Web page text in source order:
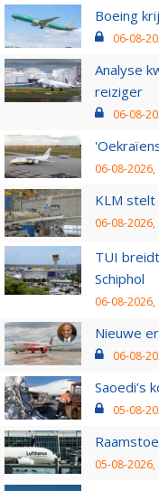
Boeing
06-08-
Analyse
reiziger
06-08-
06-08-2026,
KLM
06-08-2026,
TUI
Schiphol
06-08-2026,
Nieuwe
06-08-
Saoedi’s
05-08-
05-08-2026,